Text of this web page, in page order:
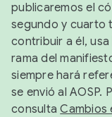
publicaremos el
segundo y cuarto
contribuir a él, usa
rama del
siempre hará
se envió al AOSP.
consultaCambios